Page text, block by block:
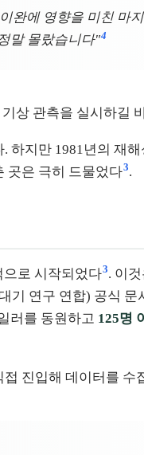
완에 영향을 미친 마
말 몰랐습니다"4
상 관측을 실시하길
하지만 1981년의 재
곳은 극히 드물었다3.
으로 시작되었다3. 이
기 연구 연합) 공식 문
러를 동원하고 125명
진입해 데이터를 수